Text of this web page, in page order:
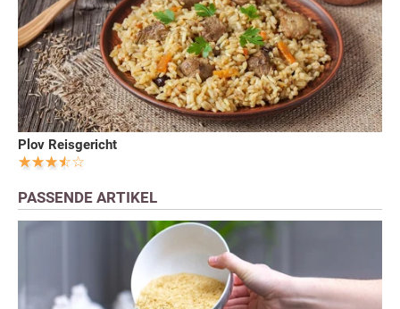
Plov Reisgericht
PASSENDE ARTIKEL